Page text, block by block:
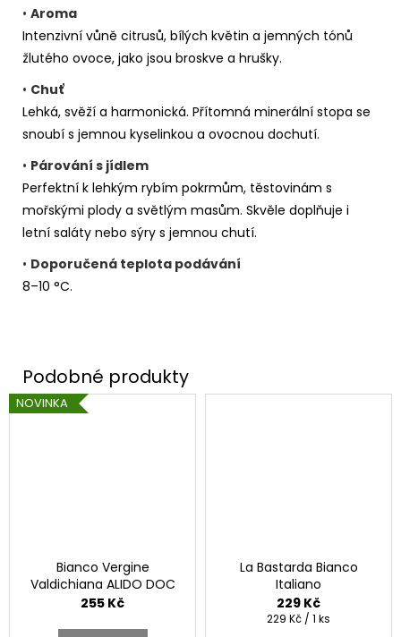
• Aroma
Intenzivní vůně citrusů, bílých květin a jemných tónů
žlutého ovoce, jako jsou broskve a hrušky.
• Chuť
Lehká, svěží a harmonická. Přítomná minerální stopa se
snoubí s jemnou kyselinkou a ovocnou dochutí.
• Párování s jídlem
Perfektní k lehkým rybím pokrmům, těstovinám s
mořskými plody a světlým masům. Skvěle doplňuje i
letní saláty nebo sýry s jemnou chutí.
• Doporučená teplota podávání
8–10 °C.
NOVINKA
Bianco Vergine
Valdichiana ALIDO DOC
255 Kč
La Bastarda Bianco
Italiano
229 Kč
Měrná
229 Kč / 1 ks